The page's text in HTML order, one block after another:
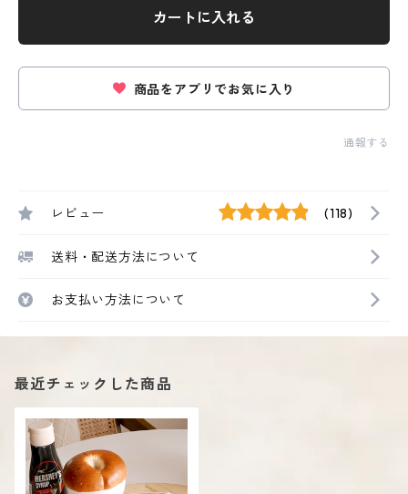
カートに入れる
商品をアプリでお気に入り
通報する
レビュー (118)
送料・配送方法について
お支払い方法について
最近チェックした商品